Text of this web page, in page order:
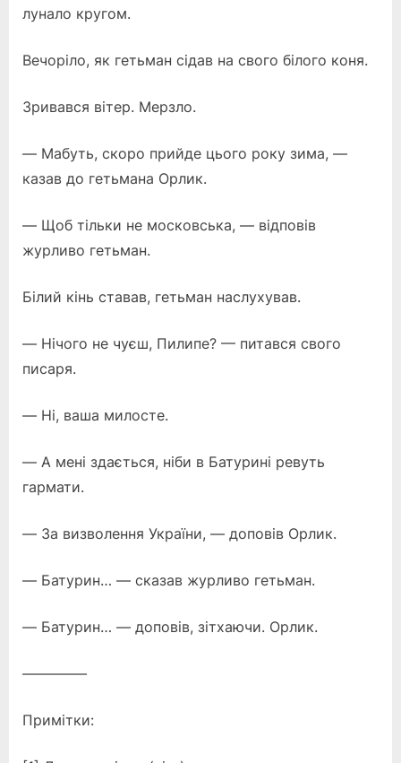
лунало кругом.
Вечоріло, як гетьман сідав на свого білого коня.
Зривався вітер. Мерзло.
— Мабуть, скоро прийде цього року зима, —
казав до гетьмана Орлик.
— Щоб тільки не московська, — відповів
журливо гетьман.
Білий кінь ставав, гетьман наслухував.
— Нічого не чуєш, Пилипе? — питався свого
писаря.
— Ні, ваша милосте.
— А мені здається, ніби в Батурині ревуть
гармати.
— За визволення України, — доповів Орлик.
— Батурин… — сказав журливо гетьман.
— Батурин… — доповів, зітхаючи. Орлик.
————–
Примітки: